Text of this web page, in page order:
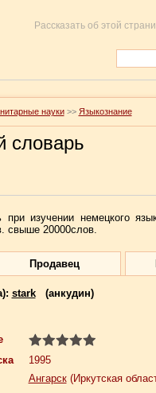
Рассказать об этой
науки >> Языкознание
словарь
при изучении немецкого
свыше 20000слов.
Продавец
stark (анкудин)
1995
Ангарск(Иркутская